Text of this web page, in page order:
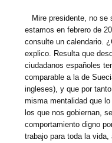
Mire presidente, no se
estamos en febrero de
consulte un calendario.
explico. Resulta que
ciudadanos españoles
comparable a la de
ingleses), y que por
misma mentalidad que
los que nos gobiernan,
comportamiento digno
trabajo para toda la